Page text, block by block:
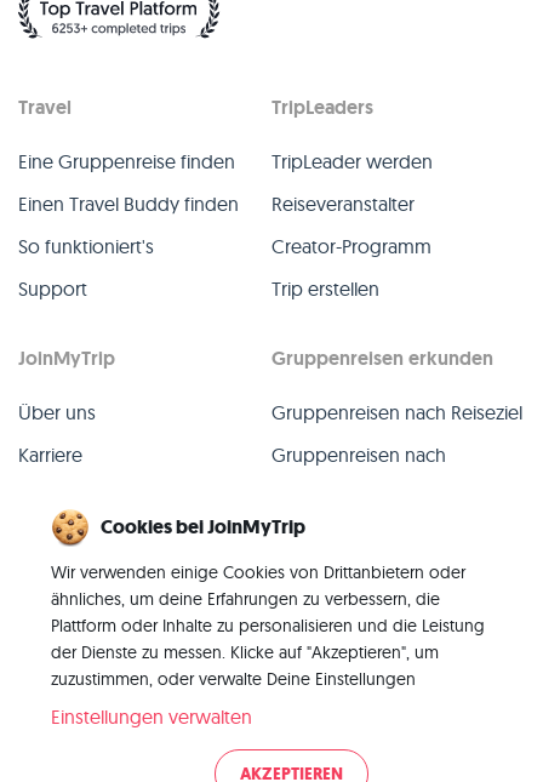
Travel
Eine Gruppenreise finden
Einen Travel Buddy finden
So funktioniert's
Support
TripLeaders
TripLeader werden
Reiseveranstalter
Creator-Programm
Trip erstellen
JoinMyTrip
Über uns
Karriere
Blog
Kontakt
Gruppenreisen erkunden
Gruppenreisen nach Reiseziel
Gruppenreisen nach
Alle Gruppenreisen
Vergangene Gruppenreisen
Alle Kategorien
Cookies bei JoinMyTrip
Wir verwenden einige Cookies von Drittanbietern oder
ähnliches, um deine Erfahrungen zu verbessern, die
Plattform oder Inhalte zu personalisieren und die Leistung
der Dienste zu messen. Klicke auf "Akzeptieren", um
zuzustimmen, oder verwalte Deine Einstellungen
Einstellungen verwalten
AKZEPTIEREN